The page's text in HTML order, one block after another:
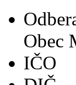
Obec
IČO